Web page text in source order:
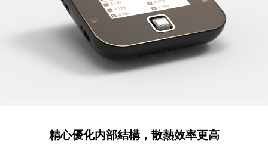
精心優化内部結構，散熱效率更高